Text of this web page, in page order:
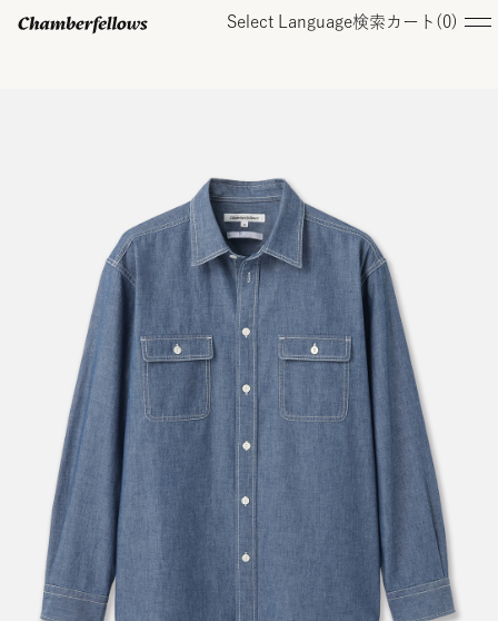
Select Language検索 カート( 0)
オンラインストア
コレクション
お知らせ